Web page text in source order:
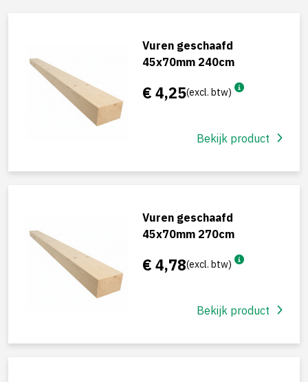
Vuren geschaafd
45x70mm 240cm
€ 4,25(excl. btw)
Bekijk product
Vuren geschaafd
45x70mm 270cm
€ 4,78(excl. btw)
Bekijk product